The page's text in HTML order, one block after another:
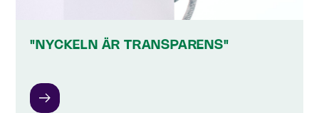
"NYCKELN ÄR TRANSPARENS"